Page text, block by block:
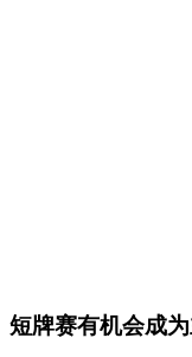
短牌赛有机会成